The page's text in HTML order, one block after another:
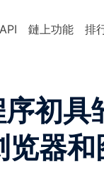
API 鏈上功能 排
初
器